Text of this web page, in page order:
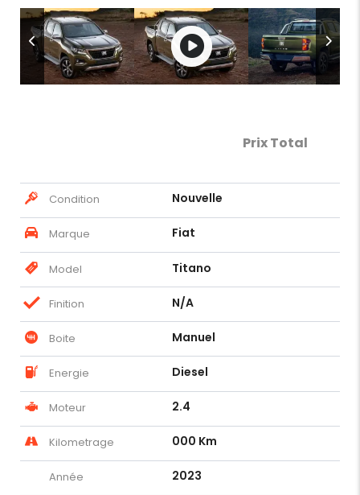
Prix Total
Condition Nouvelle
Marque Fiat
Model Titano
Finition N/A
Boite Manuel
Energie Diesel
Moteur 2.4
Kilometrage 000 Km
Année 2023